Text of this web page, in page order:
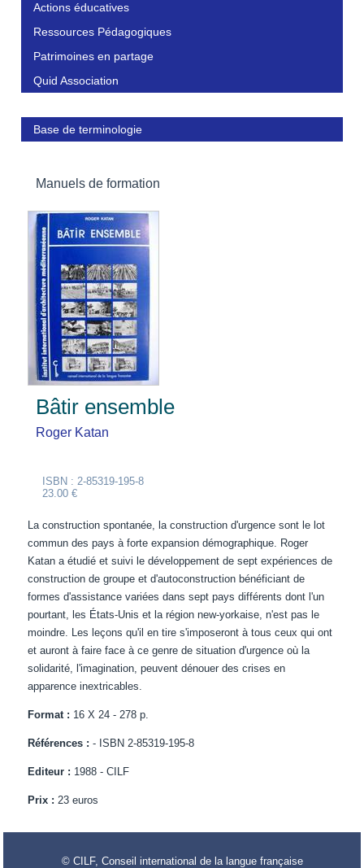
Actions éducatives
Ressources Pédagogiques
Patrimoines en partage
Quid Association
Base de terminologie
Manuels de formation
Bâtir ensemble
Roger Katan
ISBN : 2-85319-195-8
23.00 €
La construction spontanée, la construction d'urgence sont le lot
commun des pays à forte expansion démographique. Roger
Katan a étudié et suivi le développement de sept expériences de
construction de groupe et d'autoconstruction bénéficiant de
formes d'assistance variées dans sept pays différents dont l'un
pourtant, les États-Unis et la région new-yorkaise, n'est pas le
moindre. Les leçons qu'il en tire s'imposeront à tous ceux qui ont
et auront à faire face à ce genre de situation d'urgence où la
solidarité, l'imagination, peuvent dénouer des crises en
apparence inextricables.
Format : 16 X 24 - 278 p.
Références :- ISBN 2-85319-195-8
Editeur : 1988 - CILF
Prix : 23 euros
© CILF, Conseil international de la langue française